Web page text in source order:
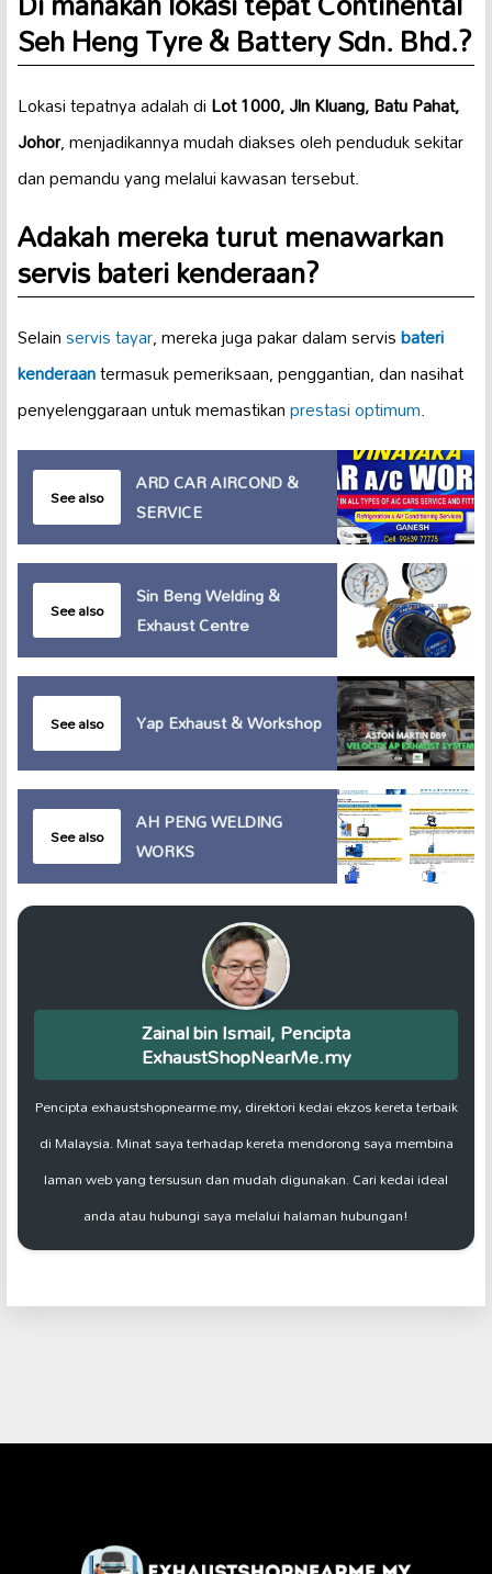
Seh Heng Tyre & Battery Sdn. Bhd.?
Lokasi tepatnya adalah diLot 1000, Jln Kluang, Batu Pahat,
Johor, menjadikannya mudah diakses oleh penduduk sekitar
dan pemandu yang melalui kawasan tersebut.
Adakah mereka turut menawarkan
servis bateri kenderaan?
Selainservis tayar, mereka juga pakar dalam servisbateri
kenderaantermasuk pemeriksaan, penggantian, dan nasihat
penyelenggaraan untuk memastikanprestasi optimum.
See also
ARD CAR AIRCOND &
SERVICE
See also
Sin Beng Welding &
Exhaust Centre
See also Yap Exhaust & Workshop
See also
AH PENG WELDING
WORKS
Zainal bin Ismail, Pencipta
ExhaustShopNearMe.my
Pencipta exhaustshopnearme.my, direktori kedai ekzos kereta terbaik
di Malaysia. Minat saya terhadap kereta mendorong saya membina
laman web yang tersusun dan mudah digunakan. Cari kedai ideal
anda atau hubungi saya melalui halaman hubungan!